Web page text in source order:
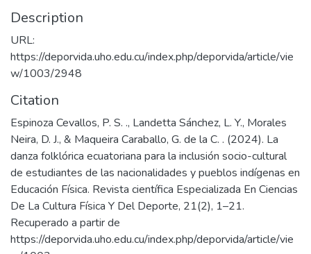
Description
URL:
https://deporvida.uho.edu.cu/index.php/deporvida/article/vie
w/1003/2948
Citation
Espinoza Cevallos, P. S. ., Landetta Sánchez, L. Y., Morales
Neira, D. J., & Maqueira Caraballo, G. de la C. . (2024). La
danza folklórica ecuatoriana para la inclusión socio-cultural
de estudiantes de las nacionalidades y pueblos indígenas en
Educación Física. Revista científica Especializada En Ciencias
De La Cultura Física Y Del Deporte, 21(2), 1–21.
Recuperado a partir de
https://deporvida.uho.edu.cu/index.php/deporvida/article/vie